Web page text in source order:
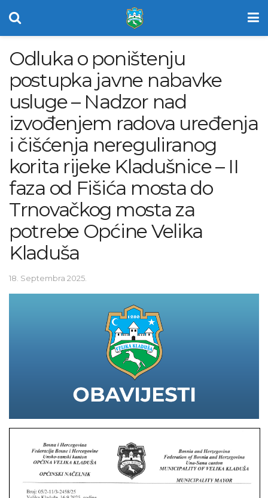
Odluka o poništenju
postupka javne nabavke
usluge – Nadzor nad
izvođenjem radova uređenja
i čišćenja nereguliranog
korita rijeke Kladušnice – II
faza od Fišića mosta do
Trnovačkog mosta za
potrebe Općine Velika
Kladuša
18. Septembra 2025.